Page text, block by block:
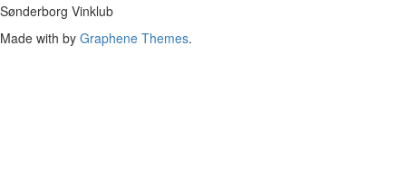
Sønderborg Vinklub
Made with by Graphene Themes.